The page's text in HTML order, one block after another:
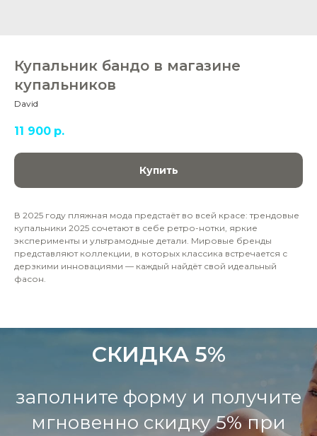
Купальник бандо в магазине
купальников
David
11 900 р.
Купить
В 2025 году пляжная мода предстаёт во всей красе: трендовые
купальники 2025 сочетают в себе ретро-нотки, яркие
эксперименты и ультрамодные детали. Мировые бренды
представляют коллекции, в которых классика встречается с
дерзкими инновациями — каждый найдёт свой идеальный
фасон.
СКИДКА 5%
заполните форму и получите
мгновенно скидку 5% при